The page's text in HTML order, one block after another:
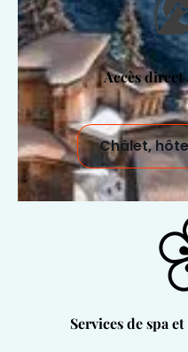
Accès direct
Châlet,
Services de spa